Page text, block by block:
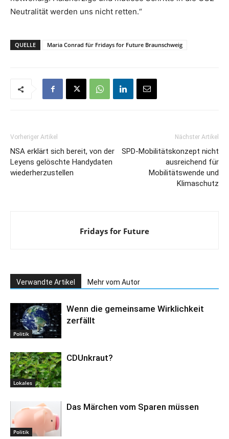
Neutralität werden uns nicht retten.“
QUELLE Maria Conrad für Fridays for Future Braunschweig
Vorheriger Artikel
NSA erklärt sich bereit, von der
Leyens gelöschte Handydaten
wiederherzustellen
Nächster Artikel
SPD-Mobilitätskonzept nicht
ausreichend für
Mobilitätswende und
Klimaschutz
Fridays for Future
Verwandte Artikel Mehr vom Autor
Politik
Wenn die gemeinsame Wirklichkeit
zerfällt
Lokales
CDUnkraut?
Politik
Das Märchen vom Sparen müssen